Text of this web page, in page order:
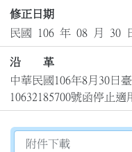
修正日期
民國 106 年 08 月 30
沿 革
中華民國106年8月30日
10632185700號函停止
切換選擇法規資訊內容